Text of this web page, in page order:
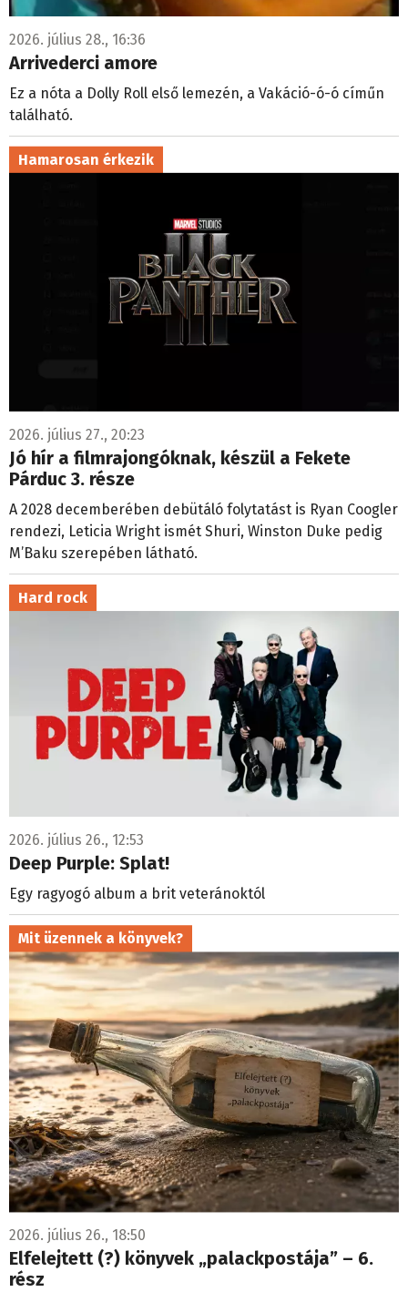
2026. július 28., 16:36
Arrivederci amore
Ez a nóta a Dolly Roll első lemezén, a Vakáció-ó-ó címűn
található.
Hamarosan érkezik
2026. július 27., 20:23
Jó hír a filmrajongóknak, készül a Fekete
Párduc 3. része
A 2028 decemberében debütáló folytatást is Ryan Coogler
rendezi, Leticia Wright ismét Shuri, Winston Duke pedig
M’Baku szerepében látható.
Hard rock
2026. július 26., 12:53
Deep Purple: Splat!
Egy ragyogó album a brit veteránoktól
Mit üzennek a könyvek?
2026. július 26., 18:50
Elfelejtett (?) könyvek „palackpostája” – 6.
rész